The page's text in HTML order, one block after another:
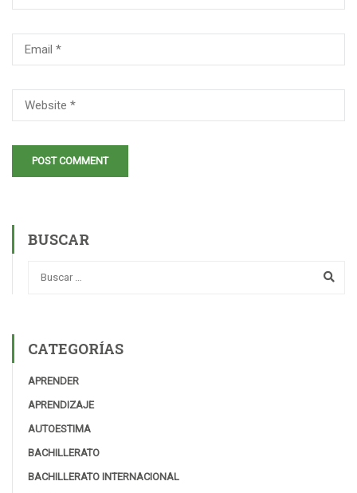
BUSCAR
CATEGORÍAS
APRENDER
APRENDIZAJE
AUTOESTIMA
BACHILLERATO
BACHILLERATO INTERNACIONAL